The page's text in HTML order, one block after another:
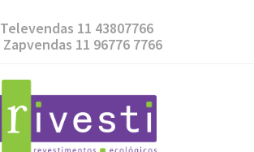
Televendas 11 43807766
Zapvendas 11 96776 7766